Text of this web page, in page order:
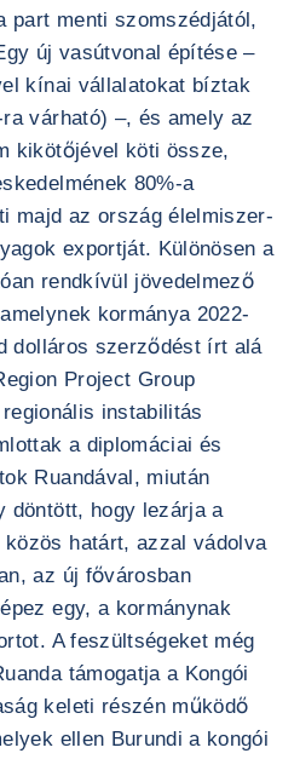
part menti szomszédjától,
új vasútvonal építése –
kínai vállalatokat bíztak
várható) –, és amely az
kikötőjével köti össze,
80%-a
majd az ország élelmiszer-
exportját. Különösen a
rendkívül jövedelmező
kormánya 2022-
dolláros szerződést írt alá
Project Group
instabilitás
a diplomáciai és
Ruandával, miután
döntött, hogy lezárja a
határt, azzal vádolva
az új fővárosban
egy, a kormánynak
A feszültségeket még
támogatja a Kongói
keleti részén működő
ellen Burundi a kongói